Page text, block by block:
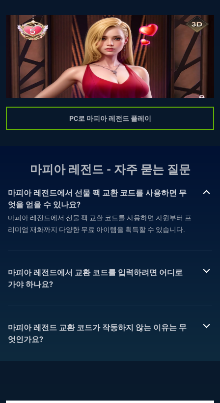
PC로 마피아 레전드 플레이
마피아 레전드 - 자주 묻는 질문
마피아 레전드에서 선물 팩 교환 코드를 사용하면 무
엇을 얻을 수 있나요?
마피아 레전드에서 선물 팩 교환 코드를 사용하면 자원부터 프
리미엄 재화까지 다양한 무료 아이템을 획득할 수 있습니다.
마피아 레전드에서 교환 코드를 입력하려면 어디로
가야 하나요?
마피아 레전드 교환 코드가 작동하지 않는 이유는 무
엇인가요?